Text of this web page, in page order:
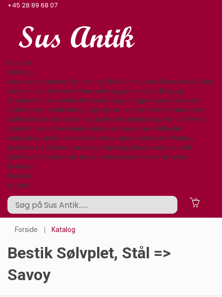
+45 28 89 68 07
Forside
Katalog
Keramik og stentøj Figurer. Kgl. B&G, mm. Varia Glasservice Glas,
Karafler,kander,vaser Specielle og gamle glas Bing og
Grøndahl spise-kaffestel Royal Copenhagen spise-kaffestel
Tyske spise- kaffestel Lyngby spise- kaffestel Rørstrand spise-
kaffestel Desiree spise- og kaffestel Aluminia spise- kaffestel
Kjøbenhavns Porcellains Maleri Arabia spise-kaffestel
Knabstrup spise-kaffestel Diverse spise- kaffestel Platter /
årsklokker/ Årskrus Lamper/belysning Bestik sølvplet, stål
Sølv/Guld Afbilledede bøger Billedkunst Møbler Nyheder
Nyheder
Butikken
Log ind
Forside Katalog
Bestik Sølvplet, Stål =>
Savoy